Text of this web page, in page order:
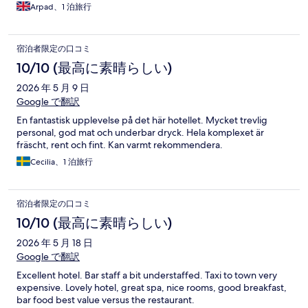
Arpad、1 泊旅行
宿泊者限定の口コミ
10/10 (最高に素晴らしい)
2026 年 5 月 9 日
Google で翻訳
En fantastisk upplevelse på det här hotellet. Mycket trevlig
personal, god mat och underbar dryck. Hela komplexet är
fräscht, rent och fint. Kan varmt rekommendera.
Cecilia、1 泊旅行
宿泊者限定の口コミ
10/10 (最高に素晴らしい)
2026 年 5 月 18 日
Google で翻訳
Excellent hotel. Bar staff a bit understaffed. Taxi to town very
expensive. Lovely hotel, great spa, nice rooms, good breakfast,
bar food best value versus the restaurant.